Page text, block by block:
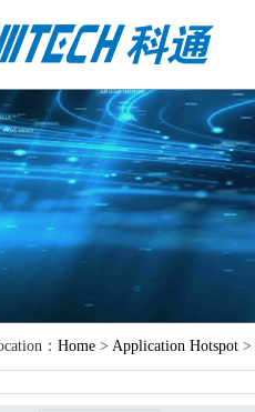
： Home > Application Hotspot >